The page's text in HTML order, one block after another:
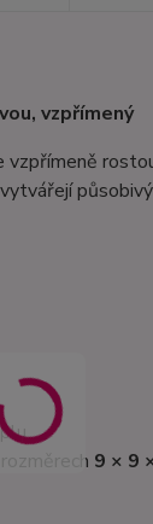
vzpřímený
9 × 9